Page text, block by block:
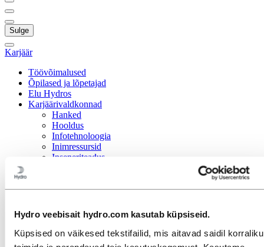
Hydro veebisait hydro.com kasutab küpsiseid.
Küpsised on väikesed tekstifailid, mis aitavad saidil
Sulge
Karjäär
Töövõimalused
Õpilased ja lõpetajad
Elu Hydros
Karjäärivaldkonnad
Hanked
Hooldus
Infotehnoloogia
Inimressursid
Inseneriteadus
Operatiivne tipptasemel tegutsemine
Projektijuhtimine
Rahandus ja raamatupidamine
Strateegia ja äriarendus